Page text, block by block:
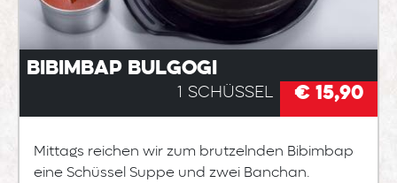
Bibimbap Bulgogi
1 Schüssel € 15,90
Mittags reichen wir zum brutzelnden Bibimbap
eine Schüssel Suppe und zwei Banchan.